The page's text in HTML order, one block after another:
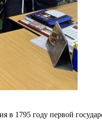
1795 году первой